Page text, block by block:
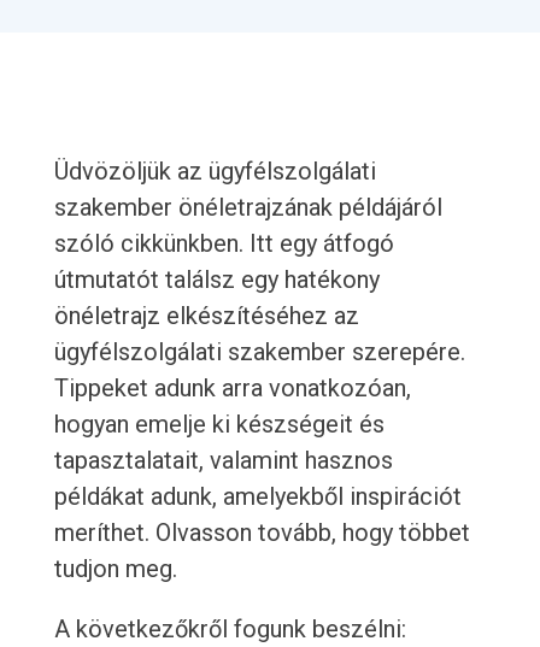
Üdvözöljük az ügyfélszolgálati
szakember önéletrajzának példájáról
szóló cikkünkben. Itt egy átfogó
útmutatót találsz egy hatékony
önéletrajz elkészítéséhez az
ügyfélszolgálati szakember szerepére.
Tippeket adunk arra vonatkozóan,
hogyan emelje ki készségeit és
tapasztalatait, valamint hasznos
példákat adunk, amelyekből inspirációt
meríthet. Olvasson tovább, hogy többet
tudjon meg.
A következőkről fogunk beszélni: